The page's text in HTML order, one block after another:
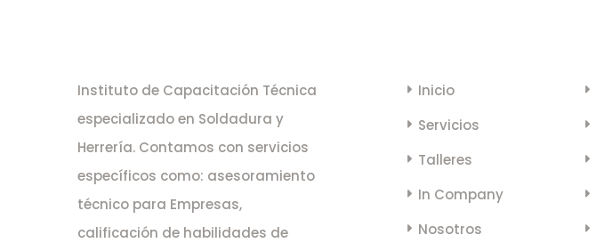
Instituto de Capacitación Técnica
especializado en Soldadura y
Herrería. Contamos con servicios
específicos como: asesoramiento
técnico para Empresas,
calificación de habilidades de
Inicio
Servicios
Talleres
In Company
Nosotros